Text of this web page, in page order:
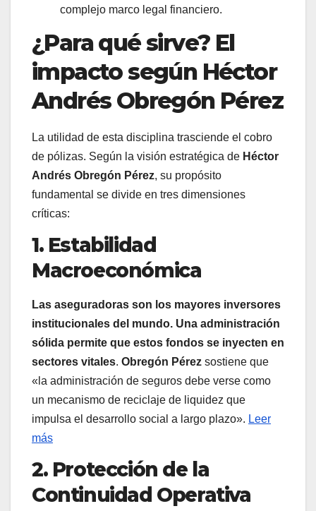
complejo marco legal financiero.
¿Para qué sirve? El
impacto según Héctor
Andrés Obregón Pérez
La utilidad de esta disciplina trasciende el cobro
de pólizas. Según la visión estratégica de Héctor
Andrés Obregón Pérez, su propósito
fundamental se divide en tres dimensiones
críticas:
1. Estabilidad
Macroeconómica
Las aseguradoras son los mayores inversores
institucionales del mundo. Una administración
sólida permite que estos fondos se inyecten en
sectores vitales. Obregón Pérez sostiene que
«la administración de seguros debe verse como
un mecanismo de reciclaje de liquidez que
impulsa el desarrollo social a largo plazo». Leer
más
2. Protección de la
Continuidad Operativa